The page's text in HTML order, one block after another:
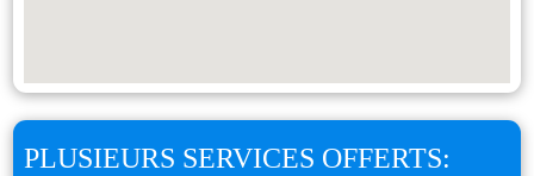
PLUSIEURS SERVICES OFFERTS: